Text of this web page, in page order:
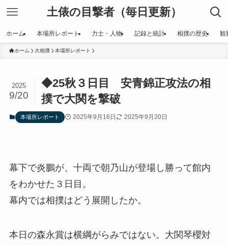
土俵の目撃者（毎日更新）
ホーム 本場所レポート 力士・人物 記録と統計 相撲の歴史 観
ホーム 大相撲 本場所レポート
◆25秋３日目 安青錦正攻法の相
撲で大関を撃破
2025
9/20
本場所レポート 2025年9月16日 2025年9月20日
幕下で炎鵬が、十両で朝乃山が登場し勝って館内
をわかせた３日目。
幕内では相撲はどう展開したか。
本日の森永賞は横綱がらみではない。大関琴櫻対